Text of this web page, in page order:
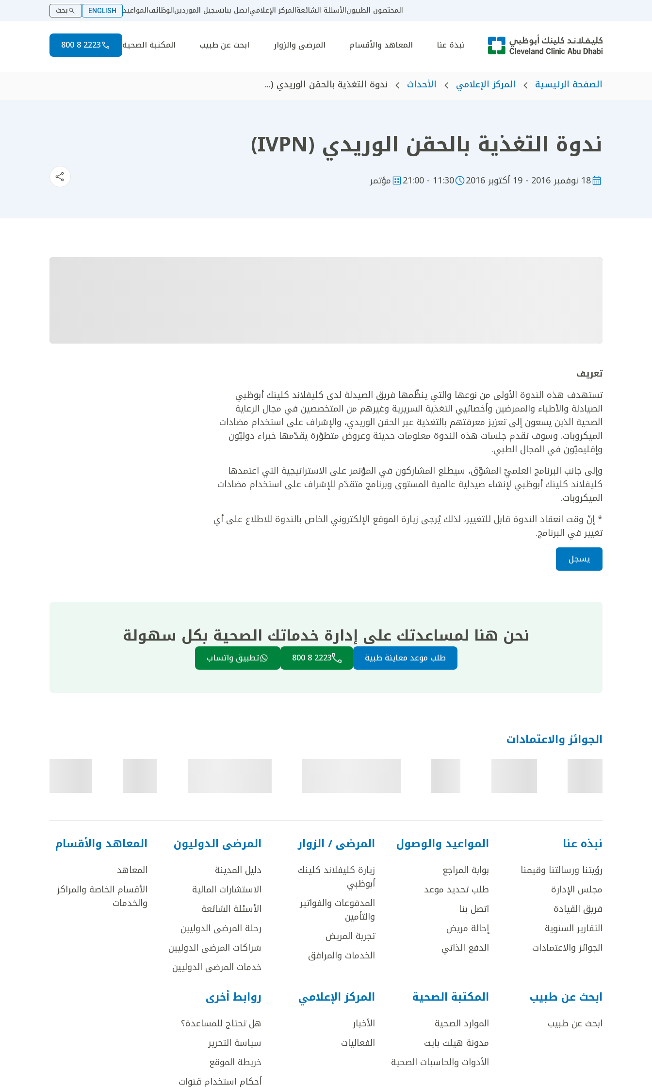
المختصون الطبيونالأسئلة الشائعةالمركز الإعلامياتصل بناتسجيل الموردينالوظائفالمواعيد ENGLISH بحث
نبذة عنا المعاهد والأقسام المرضى والزوار ابحث عن طبيب المكتبة الصحية 2223 8 800
الصفحة الرئيسية المركز الإعلامي الأحداث ندوة التغذية بالحقن الوريدي (...
ندوة التغذية بالحقن الوريدي (IVPN)
18 نوفمبر 2016 - 19 أكتوبر 2016 11:30 - 21:00 مؤتمر
تعريف
تستهدف هذه الندوة الأولى من نوعها والتي ينظّمها فريق الصيدلة لدى كليفلاند كلينك أبوظبي
الصيادلة والأطباء والممرضين وأخصائيي التغذية السريرية وغيرهم من المتخصصين في مجال الرعاية
الصحية الذين يسعون إلى تعزيز معرفتهم بالتغذية عبر الحقن الوريدي، والإشراف على استخدام مضادات
الميكروبات. وسوف تقدم جلسات هذه الندوة معلومات حديثة وعروض متطوّرة يقدّمها خبراء دوليّون
وإقليميّون في المجال الطبي.
وإلى جانب البرنامج العلميّ المشوّق، سيطلع المشاركون في المؤتمر على الاستراتيجية التي اعتمدها
كليفلاند كلينك أبوظبي لإنشاء صيدلية عالمية المستوى وبرنامج متقدّم للإشراف على استخدام مضادات
الميكروبات.
* إنّ وقت انعقاد الندوة قابل للتغيير، لذلك يُرجى زيارة الموقع الإلكتروني الخاص بالندوة للاطلاع على أي
تغيير في البرنامج.
يسجل
نحن هنا لمساعدتك على إدارة خدماتك الصحية بكل سهولة
طلب موعد معاينة طبية 2223 8 800 تطبيق واتساب
الجوائز والاعتمادات
نبذه عنا
رؤيتنا ورسالتنا وقيمنا
مجلس الإدارة
فريق القيادة
التقارير السنوية
الجوائز والاعتمادات
المواعيد والوصول
بوابة المراجع
طلب تحديد موعد
اتصل بنا
إحالة مريض
الدفع الذاتي
المرضى / الزوار
زيارة كليفلاند كلينك
أبوظبي
المدفوعات والفواتير
والتأمين
تجربة المريض
الخدمات والمرافق
المرضى الدوليون
دليل المدينة
الاستشارات المالية
الأسئلة الشائعة
رحلة المرضى الدوليين
شراكات المرضى الدوليين
خدمات المرضى الدوليين
المعاهد والأقسام
المعاهد
الأقسام الخاصة والمراكز
والخدمات
ابحث عن طبيب
ابحث عن طبيب
المكتبة الصحية
الموارد الصحية
مدونة هيلث بايت
الأدوات والحاسبات الصحية
المركز الإعلامي
الأخبار
الفعاليات
روابط أخرى
هل تحتاج للمساعدة؟
سياسة التحرير
خريطة الموقع
أحكام استخدام قنوات